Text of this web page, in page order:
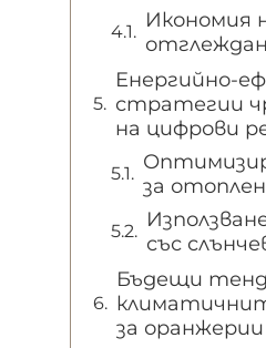
Икономия
Енергийно-
стратегии
на цифрови
за
със
Бъдещи
за оранжерии